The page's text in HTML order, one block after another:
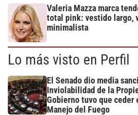
Valeria Mazza marca
total pink: vestido largo,
minimalista
Lo más visto en Perfil
El Senado dio media
Inviolabilidad de la
Gobierno tuvo que ceder
Manejo del Fuego